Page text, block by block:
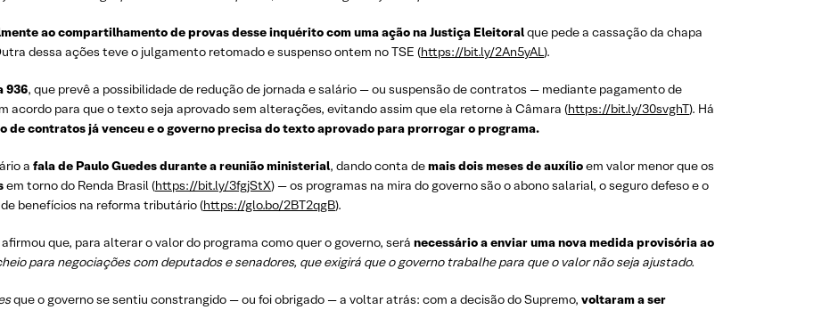
ao compartilhamento de provas desse inquérito com uma ação na Justiça Eleitoralque pede a cassação da chapa
dessa ações teve o julgamento retomado e suspenso ontem no TSE (https://bit.ly/2An5yAL).
936, que prevê a possibilidade de redução de jornada e salário — ou suspensão de contratos — mediante pagamento de
acordo para que o texto seja aprovado sem alterações, evitando assim que ela retorne à Câmara (https://bit.ly/30svghT). Há
de contratos já venceu e o governo precisa do texto aprovado para prorrogar o programa.
a fala de Paulo Guedes durante a reunião ministerial, dando conta demais dois meses de auxílioem valor menor que os
em torno do Renda Brasil (https://bit.ly/3fgjStX) — os programas na mira do governo são o abono salarial, o seguro defeso e o
benefícios na reforma tributário (https://glo.bo/2BT2qgB).
afirmou que, para alterar o valor do programa como quer o governo, será necessário a enviar uma nova medida provisória ao
para negociações com deputados e senadores, que exigirá que o governo trabalhe para que o valor não seja ajustado.
que o governo se sentiu constrangido — ou foi obrigado — a voltar atrás: com a decisão do Supremo, voltaram a ser